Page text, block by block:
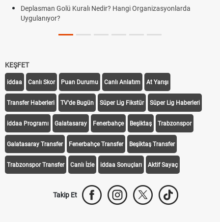
Deplasman Golü Kuralı Nedir? Hangi Organizasyonlarda
Uygulanıyor?
KEŞFET
iddaa Canlı Skor Puan Durumu Canlı Anlatım At Yarışı
Transfer Haberleri TV'de Bugün Süper Lig Fikstür Süper Lig Haberleri
iddaa Programı Galatasaray Fenerbahçe Beşiktaş Trabzonspor
Galatasaray Transfer Fenerbahçe Transfer Beşiktaş Transfer
Trabzonspor Transfer Canlı İzle iddaa Sonuçları Aktif Sayaç
Takip Et